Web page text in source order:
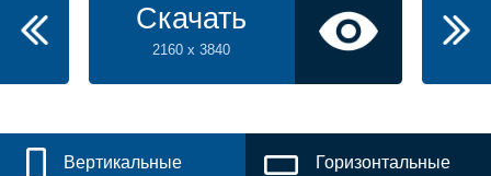
Скачать
2160 x 3840
Вертикальные Горизонтальные